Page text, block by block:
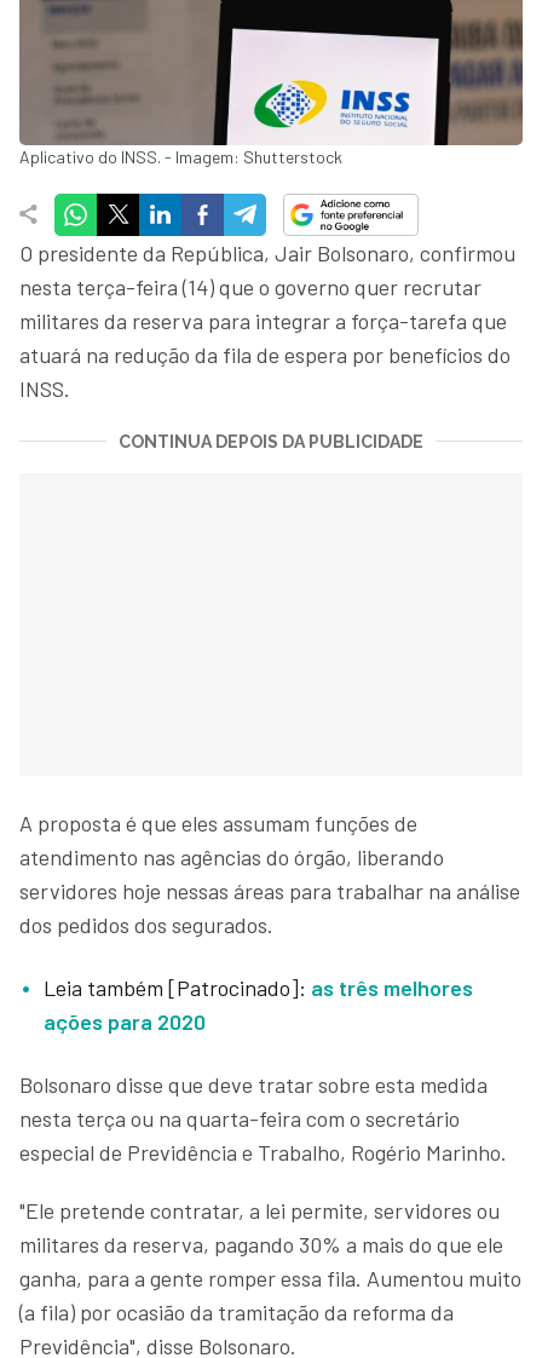
Aplicativo do INSS. - Imagem: Shutterstock
O presidente da República, Jair Bolsonaro, confirmou
nesta terça-feira (14) que o governo quer recrutar
militares da reserva para integrar a força-tarefa que
atuará na redução da fila de espera por benefícios do
INSS.
CONTINUA DEPOIS DA PUBLICIDADE
A proposta é que eles assumam funções de
atendimento nas agências do órgão, liberando
servidores hoje nessas áreas para trabalhar na análise
dos pedidos dos segurados.
Leia também [Patrocinado]: as três melhores
ações para 2020
Bolsonaro disse que deve tratar sobre esta medida
nesta terça ou na quarta-feira com o secretário
especial de Previdência e Trabalho, Rogério Marinho.
"Ele pretende contratar, a lei permite, servidores ou
militares da reserva, pagando 30% a mais do que ele
ganha, para a gente romper essa fila. Aumentou muito
(a fila) por ocasião da tramitação da reforma da
Previdência", disse Bolsonaro.